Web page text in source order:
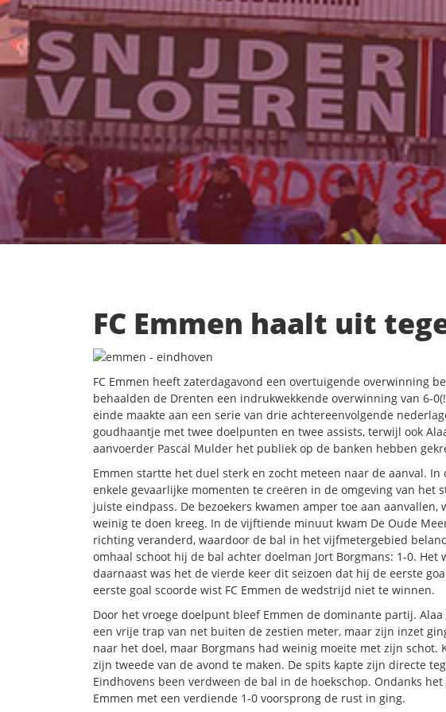
FC Emmen haalt uit
FC Emmen heeft zaterdagavond een overtuigende overwinning
behaalden de Drenten een indrukwekkende overwinning van 6-
einde maakte aan een serie van drie achtereenvolgende
goudhaantje met twee doelpunten en twee assists, terwijl ook
aanvoerder Pascal Mulder het publiek op de banken hebben
Emmen startte het duel sterk en zocht meteen naar de aanval.
enkele gevaarlijke momenten te creëren in de omgeving van het
juiste eindpass. De bezoekers kwamen amper toe aan
weinig te doen kreeg. In de vijftiende minuut kwam De Oude
richting veranderd, waardoor de bal in het vijfmetergebied
omhaal schoot hij de bal achter doelman Jort Borgmans: 1-0.
daarnaast was het de vierde keer dit seizoen dat hij de eerste
eerste goal scoorde wist FC Emmen de wedstrijd niet te winnen.
Door het vroege doelpunt bleef Emmen de dominante partij.
een vrije trap van net buiten de zestien meter, maar zijn inzet
naar het doel, maar Borgmans had weinig moeite met zijn schot.
zijn tweede van de avond te maken. De spits kapte zijn directe
Eindhovens been verdween de bal in de hoekschop. Ondanks
Emmen met een verdiende 1-0 voorsprong de rust in ging.